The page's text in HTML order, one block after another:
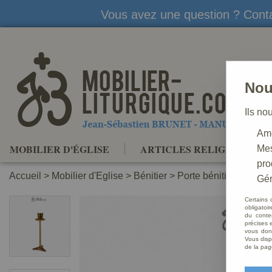
Vous avez une question ?
MOBILIER D'ÉGLISE ARTICLES RELIGIEUX
Accueil > Mobilier d'Eglise > Bénitier > Porte bénitier sur pied
Ils
Certains
du
précises
vous
Vous
de la